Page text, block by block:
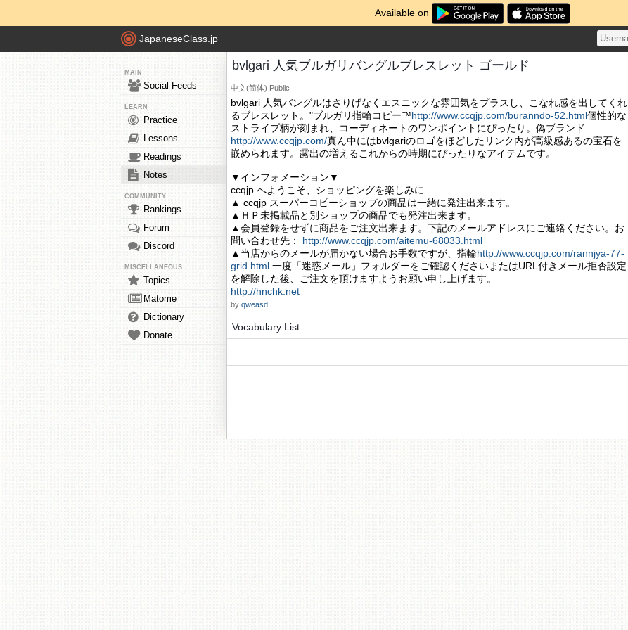
Available on
JapaneseClass.jp
MAIN
Social Feeds
LEARN
Practice
Lessons
Readings
Notes
COMMUNITY
Rankings
Forum
Discord
MISCELLANEOUS
Topics
Matome
Dictionary
Donate
bvlgari 人気ブルガリバングルブレスレット ゴールド
中文(简体) Public
bvlgari 人気バングルはさりげなくエスニックな雰囲気をプラスし、こなれ感を出してくれ
るブレスレット。"ブルガリ指輪コピー™http://www.ccqjp.com/buranndo-52.html個性的な
ストライプ柄が刻まれ、コーディネートのワンポイントにぴったり。偽ブランド
http://www.ccqjp.com/真ん中にはbvlgariのロゴをほどしたリンク内が高級感あるの宝石を
嵌められます。露出の増えるこれからの時期にぴったりなアイテムです。
▼インフォメーション▼
ccqjp へようこそ、ショッピングを楽しみに
▲ ccqjp スーパーコピーショップの商品は一緒に発注出来ます。
▲ＨＰ未掲載品と別ショップの商品でも発注出来ます。
▲会員登録をせずに商品をご注文出来ます。下記のメールアドレスにご連絡ください。お
問い合わせ先： http://www.ccqjp.com/aitemu-68033.html
▲当店からのメールが届かない場合お手数ですが、指輪http://www.ccqjp.com/rannjya-77-
grid.html 一度「迷惑メール」フォルダーをご確認くださいまたはURL付きメール拒否設定
を解除した後、ご注文を頂けますようお願い申し上げます。
http://hnchk.net
by qweasd
Vocabulary List